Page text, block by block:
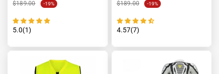
$189.00 -19%
5.0(1)
$189.00 -19%
4.57(7)